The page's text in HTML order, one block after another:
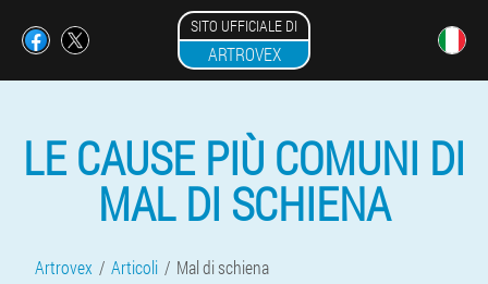
SITO UFFICIALE DI
ARTROVEX
LE CAUSE PIÙ COMUNI DI
MAL DI SCHIENA
Artrovex Articoli Mal di schiena